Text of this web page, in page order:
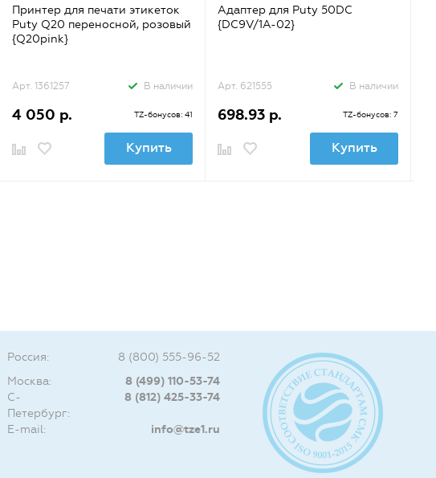
Принтер для печати этикеток
Puty Q20 переносной, розовый
{Q20pink}
Арт. 1361257 В наличии
4 050 р. TZ-бонусов: 41
Купить
Адаптер для Puty 50DC
{DC9V/1A-02}
Арт. 621555 В наличии
698.93 р. TZ-бонусов: 7
Купить
Россия:
8 (800) 555-96-52
Москва:
8 (499) 110-53-74
С-
Петербург:
8 (812) 425-33-74
E-mail: info@tze1.ru